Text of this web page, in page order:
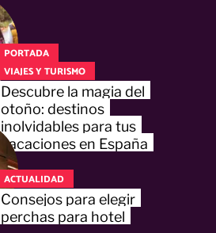
PORTADA
VIAJES Y TURISMO
Descubre la magia del
otoño: destinos
inolvidables para tus
vacaciones en España
ACTUALIDAD
Consejos para elegir
perchas para hotel